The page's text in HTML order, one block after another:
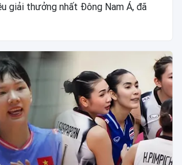
giải thưởng nhất Đông Nam Á, đã